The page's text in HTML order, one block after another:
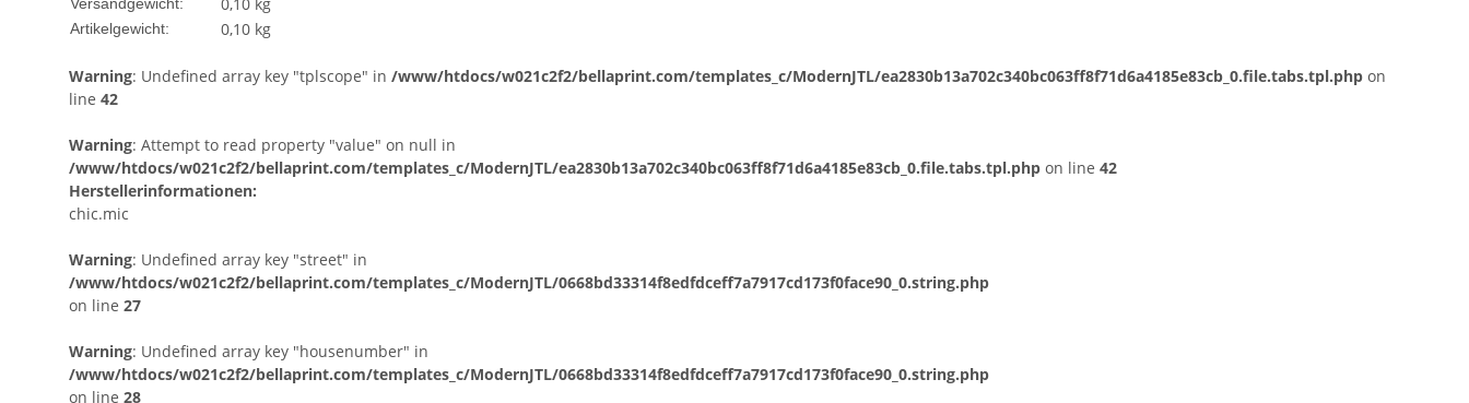
Artikelgewicht: 0,10 kg
Warning: Undefined array key "tplscope" in /www/htdocs/w021c2f2/bellaprint.com/templates_c/ModernJTL/ea2830b13a702c340bc063ff8f71d6a4185e83cb_0.file.tabs.tpl.php on
line 42
Warning: Attempt to read property "value" on null in
/www/htdocs/w021c2f2/bellaprint.com/templates_c/ModernJTL/ea2830b13a702c340bc063ff8f71d6a4185e83cb_0.file.tabs.tpl.php on line 42
Herstellerinformationen:
chic.mic
Warning: Undefined array key "street" in
/www/htdocs/w021c2f2/bellaprint.com/templates_c/ModernJTL/0668bd33314f8edfdceff7a7917cd173f0face90_0.string.php
on line 27
Warning: Undefined array key "housenumber" in
/www/htdocs/w021c2f2/bellaprint.com/templates_c/ModernJTL/0668bd33314f8edfdceff7a7917cd173f0face90_0.string.php
on line 28